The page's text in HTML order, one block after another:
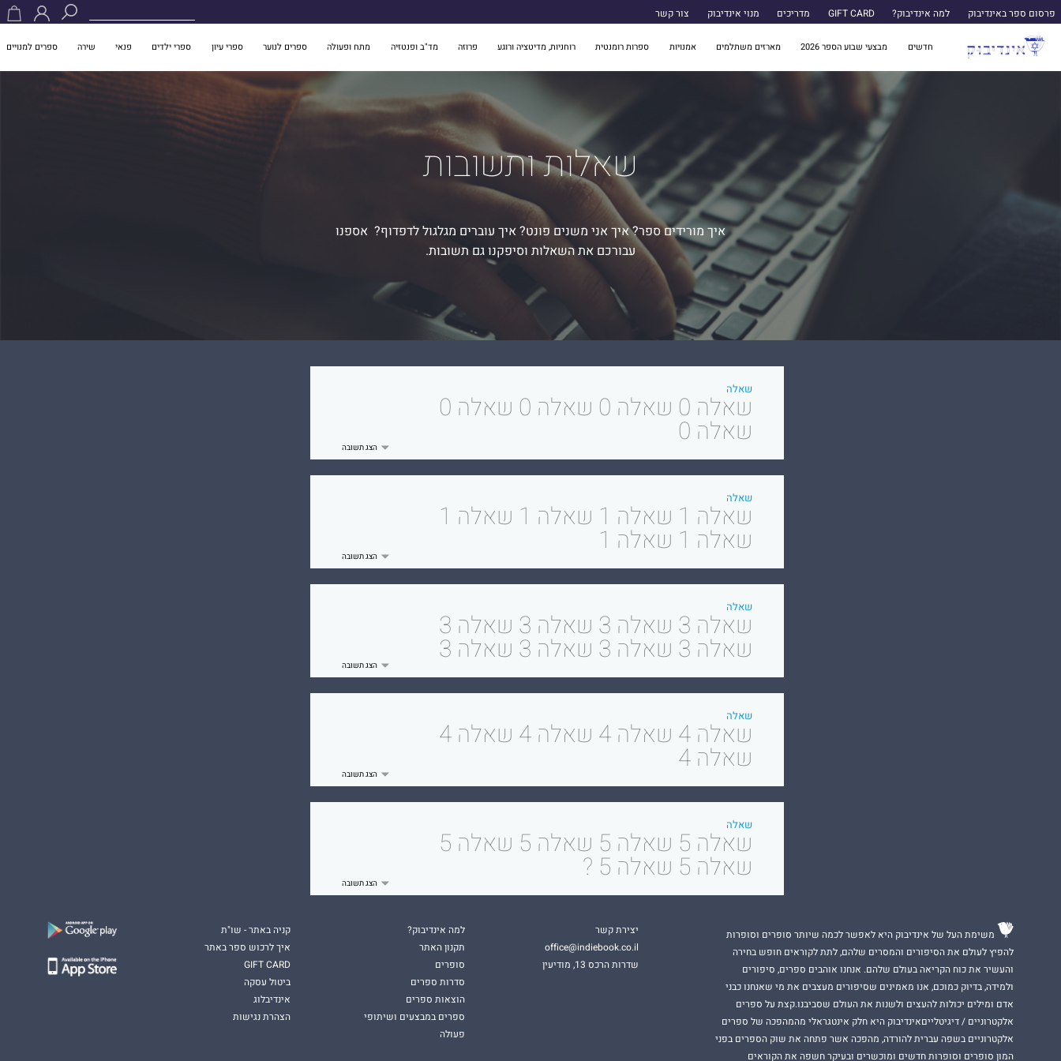
פרסום ספר באינדיבוק למה אינדיבוק? GIFT CARD מדריכים מנוי אינדיבוק צור קשר
חדשים מבצעי שבוע הספר 2026 מארזים משתלמים אמנויות ספרות רומנטית רוחניות, מדיטציה ורוגע פרוזה מד"ב ופנטזיה מתח ופעולה ספרים לנוער ספרי עיון ספרי ילדים פנאי שירה ספרים למנויים
שאלות ותשובות
איך מורידים ספר? איך אני משנים פונט? איך עוברים מגלגול לדפדוף? אספנו
עבורכם את השאלות וסיפקנו גם תשובות.
שאלה
שאלה 0 שאלה 0 שאלה 0 שאלה 0
שאלה 0
שאלה
שאלה 1 שאלה 1 שאלה 1 שאלה 1
שאלה 1 שאלה 1
שאלה
שאלה 3 שאלה 3 שאלה 3 שאלה 3
שאלה 3 שאלה 3 שאלה 3 שאלה 3
שאלה
שאלה 4 שאלה 4 שאלה 4 שאלה 4
שאלה 4
שאלה
שאלה 5 שאלה 5 שאלה 5 שאלה 5
שאלה 5 שאלה 5 ?
משימת העל של אינדיבוק היא לאפשר לכמה שיותר סופרים וסופרות
להפיץ לעולם את הסיפורים והמסרים שלהם, לתת לקוראים חופש בחירה
והעשיר את כוח הקריאה בעולם שלהם. אנחנו אוהבים ספרים, סיפורים
ולמידה, בדיוק כמוכם, אנו מאמינים שסיפורים מעצבים את מי שאנחנו כבני
אדם ומילים יכולות להעצים ולשנות את העולם שסביבנו.קצת על ספרים
אלקטרוניים / דיגיטלייםאינדיבוק היא חלק אינטגראלי מהמהפכה של ספרים
אלקטרוניים בשפה עברית להורדה, מהפכה אשר פתחה את שוק הספרים בפני
המון סופרים וסופרות חדשים ומוכשרים ובעיקר חשפה את הקוראים
יצירת קשר
office@indiebook.co.il
שדרות הרכס 13, מודיעין
למה אינדיבוק?
תקנון האתר
סופרים
סדרות ספרים
הוצאות ספרים
ספרים במבצעים ושיתופי
פעולה
קניה באתר - שו"ת
איך לרכוש ספר באתר
GIFT CARD
ביטול עסקה
אינדיבלוג
הצהרת נגישות